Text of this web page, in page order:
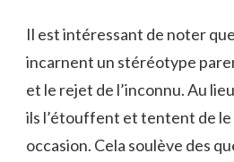
Il est intéressant de noter
incarnent un stéréotype
et le rejet de l’inconnu. Au
ils l’étouffent et tentent de
occasion. Cela soulève des